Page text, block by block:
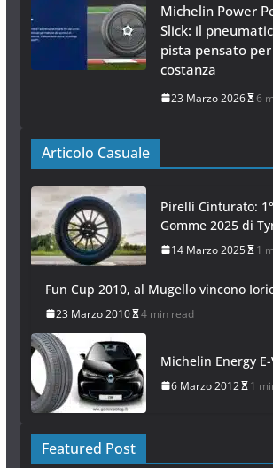
Michelin Power
Slick: il
pista pensato
costanza
23 Marzo 2026 6
Articolo Casuale
Pirelli Cinturato:
Gomme 2025 di
14 Marzo 2025 1
Fun Cup 2010, al Mugello vincono
23 Marzo 2010 4 min read
Michelin Energy E-
6 Marzo 2012 1
Featured Post